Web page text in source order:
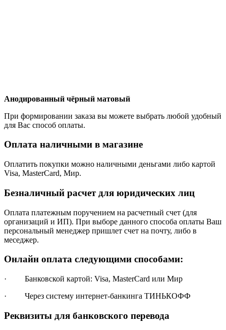
Анодированный чёрный матовый
При формировании заказа вы можете выбрать любой удобный
для Вас способ оплаты.
Оплата наличными в магазине
Оплатить покупки можно наличными деньгами либо картой
Visa, MasterCard, Мир.
Безналичный расчет для юридических лиц
Оплата платежным поручением на расчетный счет (для
организаций и ИП). При выборе данного способа оплаты Ваш
персональный менеджер пришлет счет на почту, либо в
меседжер.
Онлайн оплата следующими способами:
· Банковской картой: Visa, MasterCard или Мир
· Через систему интернет-банкинга ТИНЬКОФФ
Реквизиты для банковского перевода